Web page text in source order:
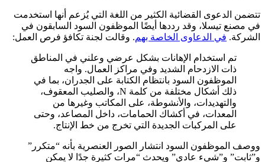
تتضمن الدعوى القضائية الكثير من اللغة التي يُزعم أنها استخدمت
في مصنع تيسلا، وقد رددها أيضًا الموظفون السود السابقون في
الشركة. في الدعاوى الخاصة بهم. وقالت لجنة تكافؤ فرص العمل:
تم استخدام الإهانات بشكل عرضي وعلني في المناطق
ذات الازدحام الشديد وفي مراكز العمال. واجه
الموظفون السود بانتظام الكتابة على الجدران، بما في
ذلك أشكال مختلفة من كلمة N، والصليب المعقوف،
والتهديدات، والأنشوطة، على المكاتب وغيرها من
المعدات، في أكشاك الحمامات، داخل المصاعد، وحتى
على المركبات الجديدة التي تخرج من خط الإنتاج.
ووصف الموظفون السود انتشار الصور العنصرية بأنه “متكرر”
و”ثابت” و”شيء عادي” ويحدث “مرات كثيرة جدًا لا يمكن